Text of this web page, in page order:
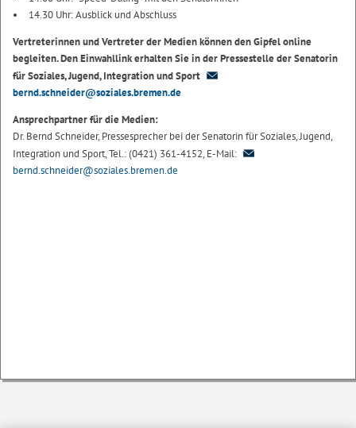
14.30 Uhr: Ausblick und Abschluss
Vertreterinnen und Vertreter der Medien können den Gipfel online
begleiten. Den Einwahllink erhalten Sie in der Pressestelle der Senatorin
für Soziales, Jugend, Integration und Sport
bernd.schneider@soziales.bremen.de
Ansprechpartner für die Medien:
Dr. Bernd Schneider, Pressesprecher bei der Senatorin für Soziales, Jugend,
Integration und Sport, Tel.: (0421) 361-4152, E-Mail:
bernd.schneider@soziales.bremen.de